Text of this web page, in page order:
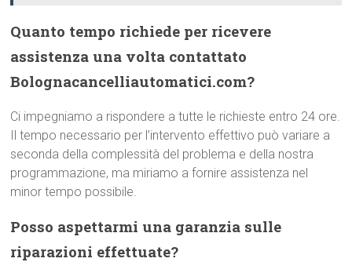
Quanto tempo richiede per ricevere
assistenza una volta contattato
Bolognacancelliautomatici.com?
Ci impegniamo a rispondere a tutte le richieste entro 24 ore.
Il tempo necessario per l’intervento effettivo può variare a
seconda della complessità del problema e della nostra
programmazione, ma miriamo a fornire assistenza nel
minor tempo possibile.
Posso aspettarmi una garanzia sulle
riparazioni effettuate?